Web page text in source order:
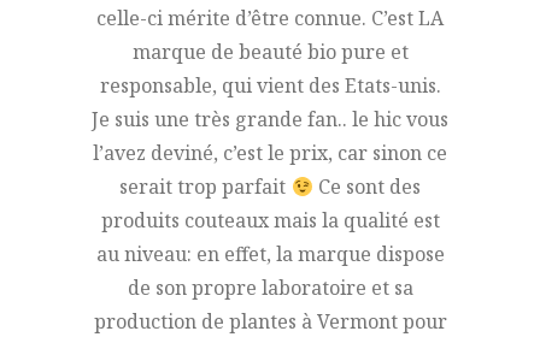
celle-ci mérite d’être connue. C’est LA
marque de beauté bio pure et
responsable, qui vient des Etats-unis.
Je suis une très grande fan.. le hic vous
l’avez deviné, c’est le prix, car sinon ce
serait trop parfait
Ce sont des
produits couteaux mais la qualité est
au niveau: en effet, la marque dispose
de son propre laboratoire et sa
production de plantes à Vermont pour